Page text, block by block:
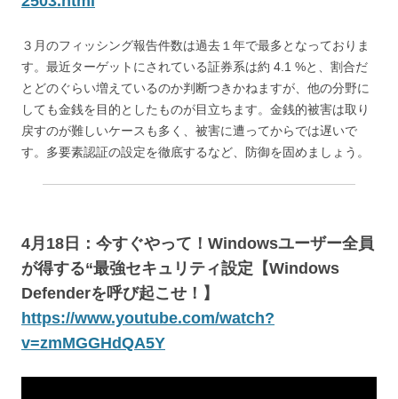
３月のフィッシング報告件数は過去１年で最多となっておりま
す。最近ターゲットにされている証券系は約 4.1 %と、割合だ
とどのぐらい増えているのか判断つきかねますが、他の分野に
しても金銭を目的としたものが目立ちます。金銭的被害は取り
戻すのが難しいケースも多く、被害に遭ってからでは遅いで
す。多要素認証の設定を徹底するなど、防御を固めましょう。
4月18日：今すぐやって！Windowsユーザー全員
が得する“最強セキュリティ設定【Windows
Defenderを呼び起こせ！】
https://www.youtube.com/watch?
v=zmMGGHdQA5Y